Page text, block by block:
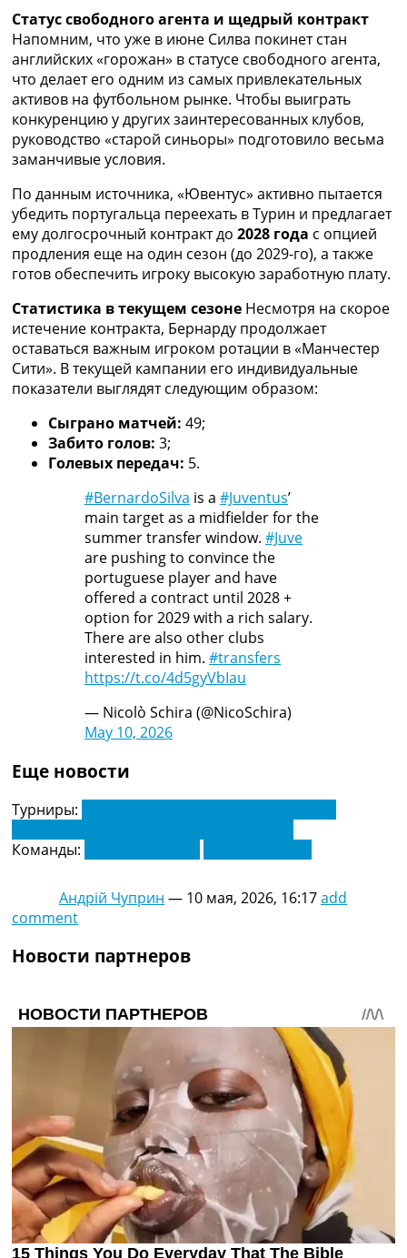
Турниры
Чемпионат Мира
Украина. Премьер-Лига
Украина. Первая Лига
Лига Чемпионов
Англия. Премьер Лига
Испания. Ла Лига
Другие Турниры >>>
Таблицы
Таблицы групп Чемпионата Мира
Украина. Премьер-Лига
Украина. Первая Лига
Лига Чемпионов. Таблицы групп
Англия. Премьер-Лига
Испания. Ла Лига
Все таблицы >>>
Рейтинги
Рейтинг стран УЕФА
Рейтинг клубов УЕФА
Рейтинг ФИФА
Статус свободного агента и щедрый контракт
Напомним, что уже в июне Силва покинет стан
английских «горожан» в статусе свободного агента,
что делает его одним из самых привлекательных
активов на футбольном рынке. Чтобы выиграть
конкуренцию у других заинтересованных клубов,
руководство «старой синьоры» подготовило весьма
заманчивые условия.
По данным источника, «Ювентус» активно пытается
убедить португальца переехать в Турин и предлагает
ему долгосрочный контракт до 2028 года с опцией
продления еще на один сезон (до 2029-го), а также
готов обеспечить игроку высокую заработную плату.
Статистика в текущем сезоне Несмотря на скорое
истечение контракта, Бернарду продолжает
оставаться важным игроком ротации в «Манчестер
Сити». В текущей кампании его индивидуальные
показатели выглядят следующим образом:
Сыграно матчей: 49;
Забито голов: 3;
Голевых передач: 5.
#BernardoSilva is a #Juventus’
main target as a midfielder for the
summer transfer window. #Juve
are pushing to convince the
portuguese player and have
offered a contract until 2028 +
option for 2029 with a rich salary.
There are also other clubs
interested in him. #transfers
https://t.co/4d5gyVbIau
— Nicolò Schira (@NicoSchira)
May 10, 2026
Еще новости
Турниры:
Команды:
Андрій Чуприн — 10 мая, 2026, 16:17add
comment
Новости партнеров